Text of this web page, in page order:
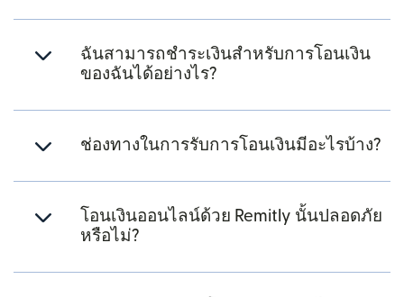
ฉันสามารถชำระเงินสำหรับการโอนเงิน
ของฉันได้อย่างไร?
ช่องทางในการรับการโอนเงินมีอะไรบ้าง?
โอนเงินออนไลน์ด้วย Remitly นั้นปลอดภัย
หรือไม่?